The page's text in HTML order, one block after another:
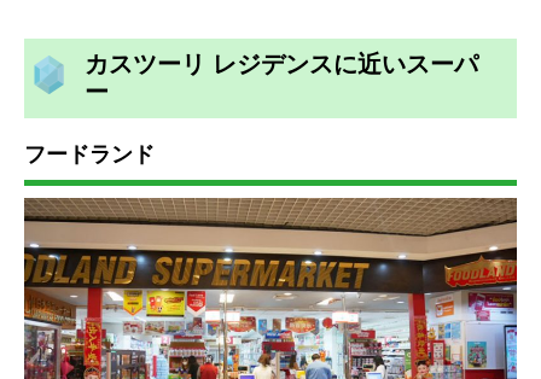
カスツーリ レジデンスに近いスーパ
ー
フードランド